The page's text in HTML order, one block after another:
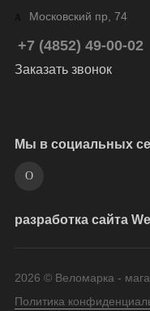
Московский пр, 74
+7 (4852) 49-00-02
Заказать звонок
Мы в социальных
разработка сайта
2026 © Веломарка -
Политика